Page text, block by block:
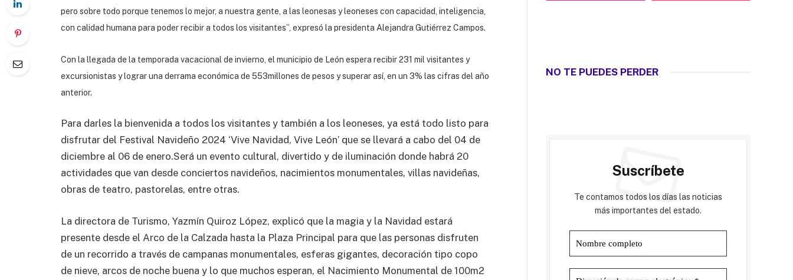
pero sobre todo porque tenemos lo mejor, a nuestra gente, a las leonesas y leoneses con capacidad, inteligencia,
con calidad humana para poder recibir a todos los visitantes”, expresó la presidenta Alejandra Gutiérrez Campos.
Con la llegada de la temporada vacacional de invierno, el municipio de León espera recibir 231 mil visitantes y
excursionistas y lograr una derrama económica de 553millones de pesos y superar así, en un 3% las cifras del año
anterior.
Para darles la bienvenida a todos los visitantes y también a los leoneses, ya está todo listo para
disfrutar del Festival Navideño 2024 ‘Vive Navidad, Vive León’ que se llevará a cabo del 04 de
diciembre al 06 de enero.Será un evento cultural, divertido y de iluminación donde habrá 20
actividades que van desde conciertos navideños, nacimientos monumentales, villas navideñas,
obras de teatro, pastorelas, entre otras.
La directora de Turismo, Yazmín Quiroz López, explicó que la magia y la Navidad estará
presente desde el Arco de la Calzada hasta la Plaza Principal para que las personas disfruten
de un recorrido a través de campanas monumentales, esferas gigantes, decoración tipo copo
de nieve, arcos de noche buena y lo que muchos esperan, el Nacimiento Monumental de 100m2
NO TE PUEDES PERDER
Suscríbete
Te contamos todos los días las noticias
más importantes del estado.